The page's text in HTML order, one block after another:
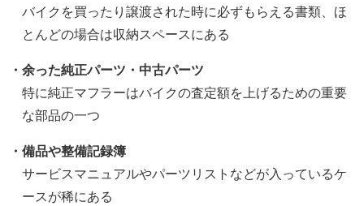
バイクを買ったり譲渡された時に必ずもらえる書類、ほ
とんどの場合は収納スペースにある
・余った純正パーツ・中古パーツ
特に純正マフラーはバイクの査定額を上げるための重要
な部品の一つ
・備品や整備記録簿
サービスマニュアルやパーツリストなどが入っているケ
ースが稀にある